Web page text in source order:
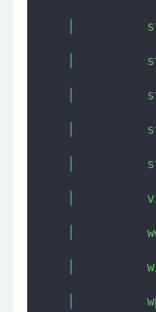
│
│
│
│
│
│
│
│
│